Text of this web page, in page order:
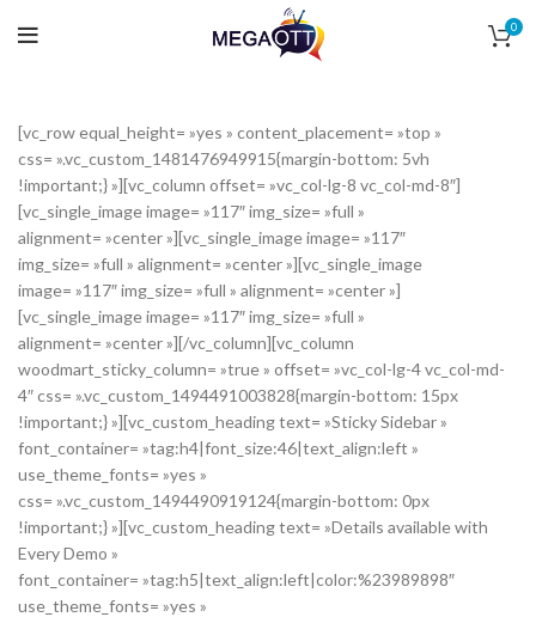
0
[vc_row equal_height= »yes » content_placement= »top »
css= ».vc_custom_1481476949915{margin-bottom: 5vh
!important;} »][vc_column offset= »vc_col-lg-8 vc_col-md-8″]
[vc_single_image image= »117″ img_size= »full »
alignment= »center »][vc_single_image image= »117″
img_size= »full » alignment= »center »][vc_single_image
image= »117″ img_size= »full » alignment= »center »]
[vc_single_image image= »117″ img_size= »full »
alignment= »center »][/vc_column][vc_column
woodmart_sticky_column= »true » offset= »vc_col-lg-4 vc_col-md-
4″ css= ».vc_custom_1494491003828{margin-bottom: 15px
!important;} »][vc_custom_heading text= »Sticky Sidebar »
font_container= »tag:h4|font_size:46|text_align:left »
use_theme_fonts= »yes »
css= ».vc_custom_1494490919124{margin-bottom: 0px
!important;} »][vc_custom_heading text= »Details available with
Every Demo »
font_container= »tag:h5|text_align:left|color:%23989898″
use_theme_fonts= »yes »